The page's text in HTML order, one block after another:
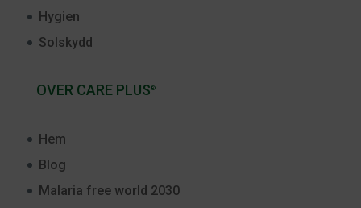
Hygien
Solskydd
OVER CARE PLUS®
Hem
Blog
Malaria free world 2030